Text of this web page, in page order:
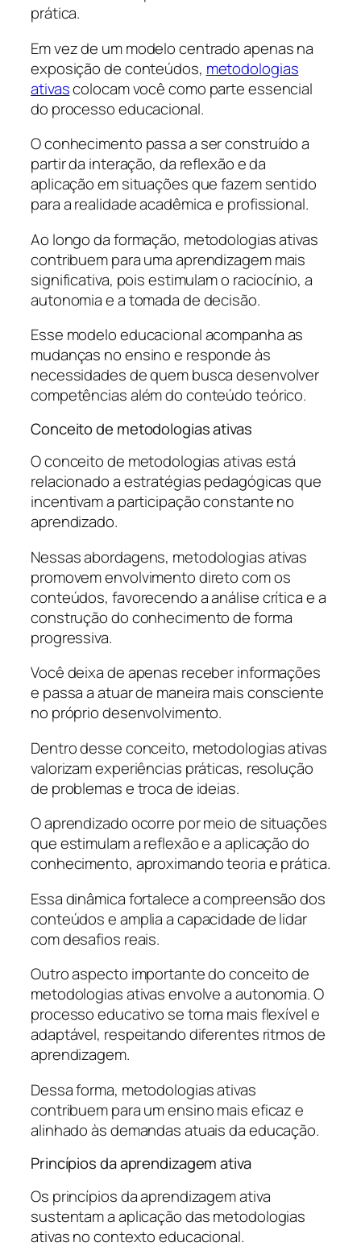
prática.
Em vez de um modelo centrado apenas na
exposição de conteúdos, metodologias
ativascolocam você como parte essencial
do processo educacional.
O conhecimento passa a ser construído a
partir da interação, da reflexão e da
aplicação em situações que fazem sentido
para a realidade acadêmica e profissional.
Ao longo da formação, metodologias ativas
contribuem para uma aprendizagem mais
significativa, pois estimulam o raciocínio, a
autonomia e a tomada de decisão.
Esse modelo educacional acompanha as
mudanças no ensino e responde às
necessidades de quem busca desenvolver
competências além do conteúdo teórico.
Conceito de metodologias ativas
O conceito de metodologias ativas está
relacionado a estratégias pedagógicas que
incentivam a participação constante no
aprendizado.
Nessas abordagens, metodologias ativas
promovem envolvimento direto com os
conteúdos, favorecendo a análise crítica e a
construção do conhecimento de forma
progressiva.
Você deixa de apenas receber informações
e passa a atuar de maneira mais consciente
no próprio desenvolvimento.
Dentro desse conceito, metodologias ativas
valorizam experiências práticas, resolução
de problemas e troca de ideias.
O aprendizado ocorre por meio de situações
que estimulam a reflexão e a aplicação do
conhecimento, aproximando teoria e prática.
Essa dinâmica fortalece a compreensão dos
conteúdos e amplia a capacidade de lidar
com desafios reais.
Outro aspecto importante do conceito de
metodologias ativas envolve a autonomia. O
processo educativo se torna mais flexível e
adaptável, respeitando diferentes ritmos de
aprendizagem.
Dessa forma, metodologias ativas
contribuem para um ensino mais eficaz e
alinhado às demandas atuais da educação.
Princípios da aprendizagem ativa
Os princípios da aprendizagem ativa
sustentam a aplicação das metodologias
ativas no contexto educacional.